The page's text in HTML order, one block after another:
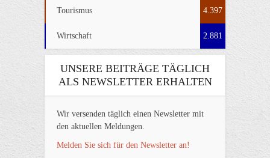
Tourismus 4.397
Wirtschaft 2.881
UNSERE BEITRÄGE TÄGLICH
ALS NEWSLETTER ERHALTEN
Wir versenden täglich einen Newsletter mit
den aktuellen Meldungen.
Melden Sie sich für den Newsletter an!